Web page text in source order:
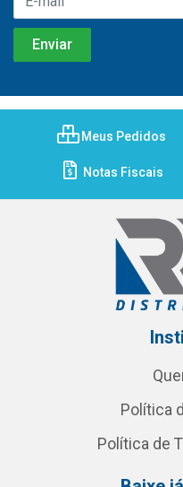
Meus Pedidos
Notas Fiscais
Política
Política de